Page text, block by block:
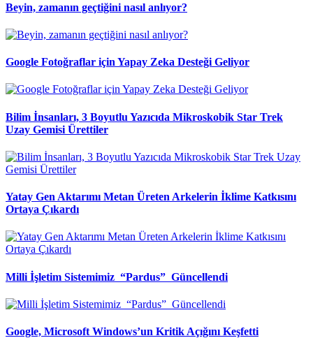
Beyin, zamanın geçtiğini nasıl anlıyor?
Google Fotoğraflar için Yapay Zeka Desteği Geliyor
Bilim İnsanları, 3 Boyutlu Yazıcıda Mikroskobik Star Trek
Uzay Gemisi Ürettiler
Yatay Gen Aktarımı Metan Üreten Arkelerin İklime Katkısını
Ortaya Çıkardı
Milli İşletim Sistemimiz “Pardus” Güncellendi
Google, Microsoft Windows’un Kritik Açığını Keşfetti